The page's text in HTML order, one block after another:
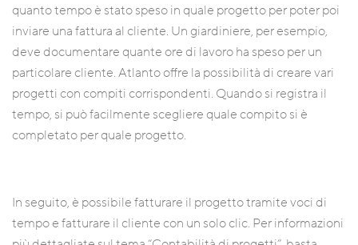
quanto tempo è stato speso in quale progetto per poter poi
inviare una fattura al cliente. Un giardiniere, per esempio,
deve documentare quante ore di lavoro ha speso per un
particolare cliente. Atlanto offre la possibilità di creare vari
progetti con compiti corrispondenti. Quando si registra il
tempo, si può facilmente scegliere quale compito si è
completato per quale progetto.
In seguito, è possibile fatturare il progetto tramite voci di
tempo e fatturare il cliente con un solo clic. Per informazioni